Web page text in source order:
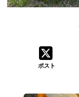
ポスト